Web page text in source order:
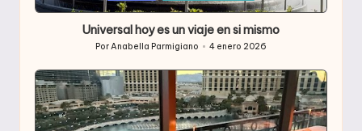
en
Universal hoy es un viaje en si mismo
Publicado
PorAnabella Parmigiano 4 enero 2026